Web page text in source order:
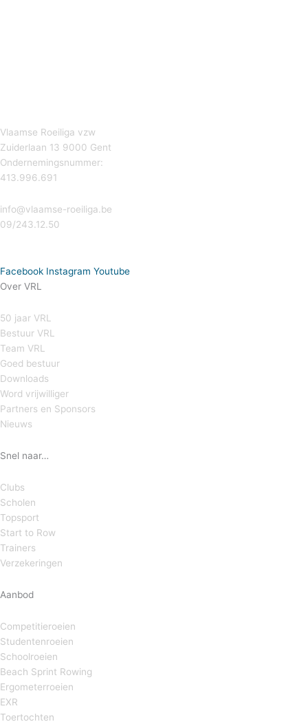
Vlaamse Roeiliga vzw
Zuiderlaan 13 9000 Gent
Ondernemingsnummer:
413.996.691
info@vlaamse-roeiliga.be
09/243.12.50
Facebook Instagram Youtube
Over VRL
50 jaar VRL
Bestuur VRL
Team VRL
Goed bestuur
Downloads
Word vrijwilliger
Partners en Sponsors
Nieuws
Snel naar…
Clubs
Scholen
Topsport
Start to Row
Trainers
Verzekeringen
Aanbod
Competitieroeien
Studentenroeien
Schoolroeien
Beach Sprint Rowing
Ergometerroeien
EXR
Toertochten